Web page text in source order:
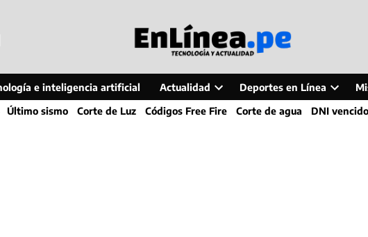
e inteligencia artificial Actualidad
Open
dropdown
Deportes en Línea
Open
dropdown
Último sismo Corte de Luz Códigos Free Fire Corte de agua DNI vencido